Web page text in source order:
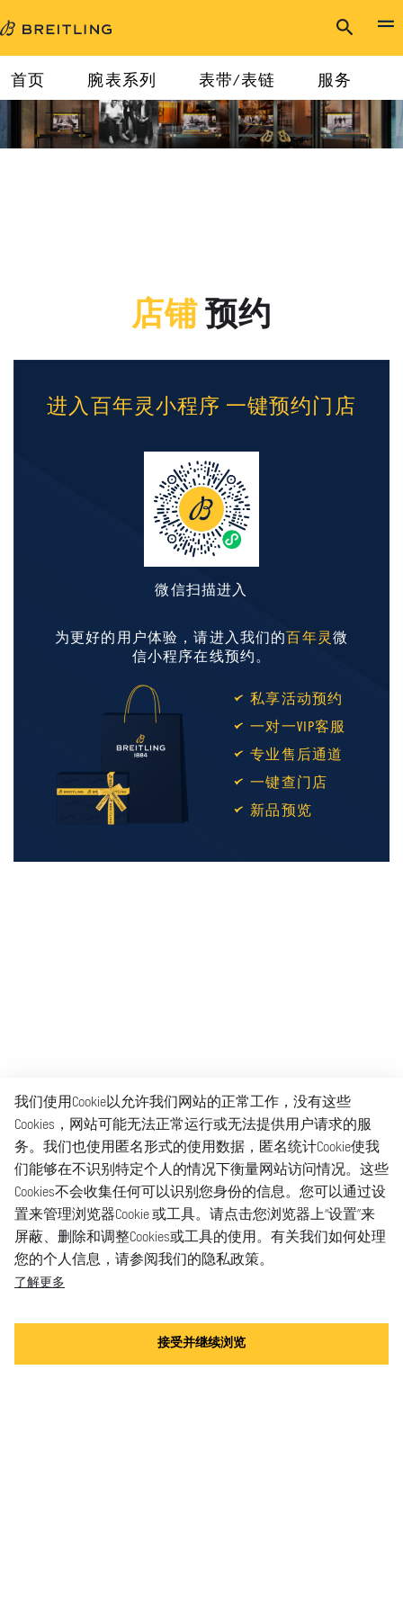
首页 腕表系列 表带/表链 服务
店铺 预约
进入百年灵小程序 一键预约门店
微信扫描进入
为更好的用户体验，请进入我们的 百年灵 微
信小程序在线预约。
私享活动预约
一对一VIP客服
专业售后通道
一键查门店
新品预览
我们使用Cookie以允许我们网站的正常工作，没有这些
Cookies，网站可能无法正常运行或无法提供用户请求的服
务。我们也使用匿名形式的使用数据，匿名统计Cookie使我
们能够在不识别特定个人的情况下衡量网站访问情况。这些
Cookies不会收集任何可以识别您身份的信息。您可以通过设
置来管理浏览器Cookie 或工具。请点击您浏览器上“设置”来
屏蔽、删除和调整Cookies或工具的使用。有关我们如何处理
您的个人信息，请参阅我们的隐私政策。
了解更多
接受并继续浏览